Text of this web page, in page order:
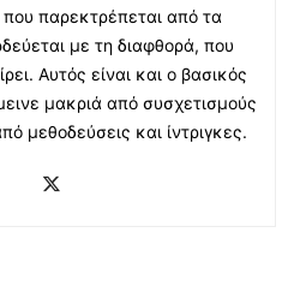
που παρεκτρέπεται από τα
με τη διαφθορά, που
Αυτός είναι και ο βασικός
μακριά από συσχετισμούς
μεθοδεύσεις και ίντριγκες.